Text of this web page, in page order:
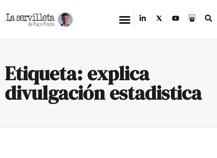
Etiqueta: explica
divulgación estadistica